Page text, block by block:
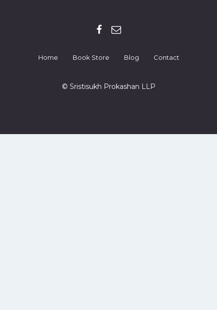
Home Book Store Blog Contact
© Sristisukh Prokashan LLP